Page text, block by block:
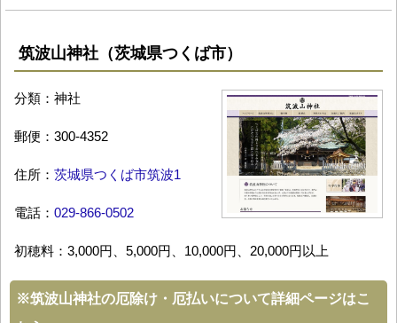
筑波山神社（茨城県つくば市）
分類：神社
郵便：300-4352
住所： 茨城県つくば市筑波1
電話： 029-866-0502
初穂料：3,000円、5,000円、10,000円、20,000円以上
※筑波山神社の厄除け・厄払いについて詳細ページはこ